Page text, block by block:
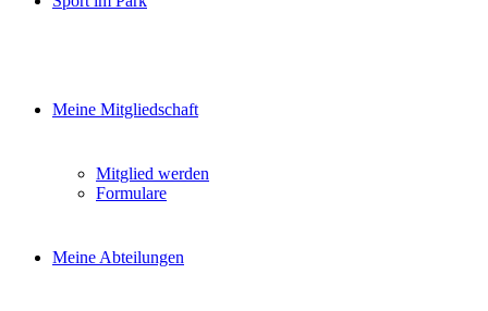
Meine Mitgliedschaft
Mitglied werden
Formulare
Meine Abteilungen